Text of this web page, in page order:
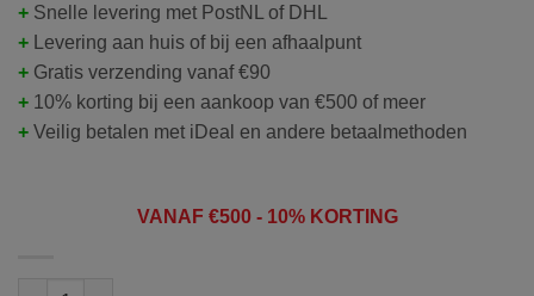
+ Snelle levering met PostNL of DHL
+
Levering aan huis of bij een afhaalpunt
+ Gratis verzending vanaf €90
+ 10% korting bij een aankoop van €500 of meer
+ Veilig betalen met iDeal en andere betaalmethoden
VANAF €500 - 10% KORTING
Doorsafe 1903 | deurbel intercom met regenkap, draadloos,